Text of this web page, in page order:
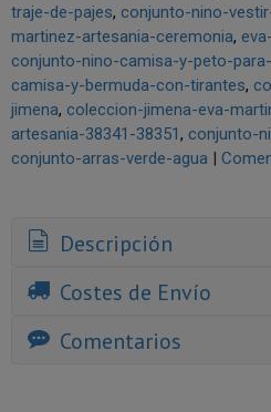
traje-de-pajes conjunto-nino-
martinez-artesania-ceremonia
conjunto-nino-camisa-y-peto-
camisa-y-bermuda-con-tirantes
jimena coleccion-jimena-eva-
artesania-38341-38351
conjunto-
conjunto-arras-verde-agua |
Descripción
Costes de Envío
Comentarios